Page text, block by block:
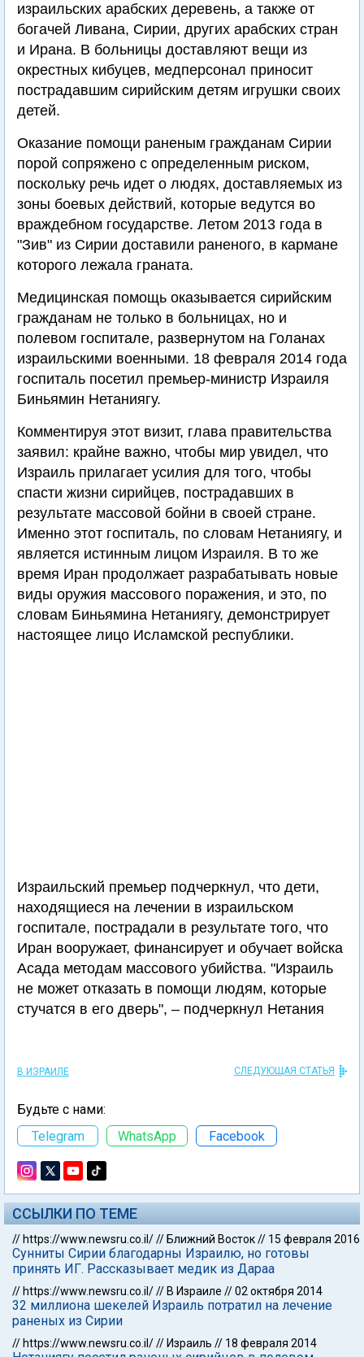
израильских арабских деревень, а также от
богачей Ливана, Сирии, других арабских стран
и Ирана. В больницы доставляют вещи из
окрестных кибуцев, медперсонал приносит
пострадавшим сирийским детям игрушки своих
детей.
Оказание помощи раненым гражданам Сирии
порой сопряжено с определенным риском,
поскольку речь идет о людях, доставляемых из
зоны боевых действий, которые ведутся во
враждебном государстве. Летом 2013 года в
"Зив" из Сирии доставили раненого, в кармане
которого лежала граната.
Медицинская помощь оказывается сирийским
гражданам не только в больницах, но и
полевом госпитале, развернутом на Голанах
израильскими военными. 18 февраля 2014 года
госпиталь посетил премьер-министр Израиля
Биньямин Нетаниягу.
Комментируя этот визит, глава правительства
заявил: крайне важно, чтобы мир увидел, что
Израиль прилагает усилия для того, чтобы
спасти жизни сирийцев, пострадавших в
результате массовой бойни в своей стране.
Именно этот госпиталь, по словам Нетаниягу, и
является истинным лицом Израиля. В то же
время Иран продолжает разрабатывать новые
виды оружия массового поражения, и это, по
словам Биньямина Нетаниягу, демонстрирует
настоящее лицо Исламской республики.
Израильский премьер подчеркнул, что дети,
находящиеся на лечении в израильском
госпитале, пострадали в результате того, что
Иран вооружает, финансирует и обучает войска
Асада методам массового убийства. "Израиль
не может отказать в помощи людям, которые
стучатся в его дверь", – подчеркнул Нетания
В ИЗРАИЛЕ СЛЕДУЮЩАЯ СТАТЬЯ
Будьте с нами:
Telegram
WhatsApp Facebook
ССЫЛКИ ПО ТЕМЕ
// https://www.newsru.co.il/// Ближний Восток// 15 февраля 2016
Сунниты Сирии благодарны Израилю, но готовы
принять ИГ. Рассказывает медик из Дараа
// https://www.newsru.co.il/// В Израиле //02 октября 2014
32 миллиона шекелей Израиль потратил на лечение
раненых из Сирии
// https://www.newsru.co.il/// Израиль // 18 февраля 2014